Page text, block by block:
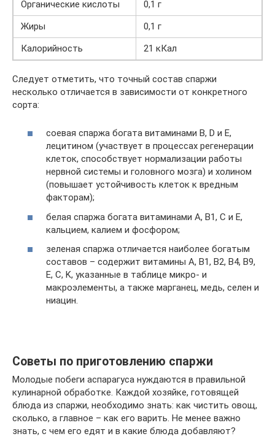
Органические кислоты
0,1 г
Жиры
0,1 г
Калорийность
21 кКал
Следует отметить, что точный состав спаржи
несколько отличается в зависимости от конкретного
сорта:
соевая спаржа богата витаминами B, D и E,
лецитином (участвует в процессах регенерации
клеток, способствует нормализации работы
нервной системы и головного мозга) и холином
(повышает устойчивость клеток к вредным
факторам);
белая спаржа богата витаминами A, B1, C и E,
кальцием, калием и фосфором;
зеленая спаржа отличается наиболее богатым
составов – содержит витамины A, B1, B2, B4, B9,
E, C, K, указанные в таблице микро- и
макроэлементы, а также марганец, медь, селен и
ниацин.
Советы по приготовлению спаржи
Молодые побеги аспарагуса нуждаются в правильной
кулинарной обработке. Каждой хозяйке, готовящей
блюда из спаржи, необходимо знать: как чистить овощ,
сколько, а главное – как его варить. Не менее важно
знать, с чем его едят и в какие блюда добавляют?